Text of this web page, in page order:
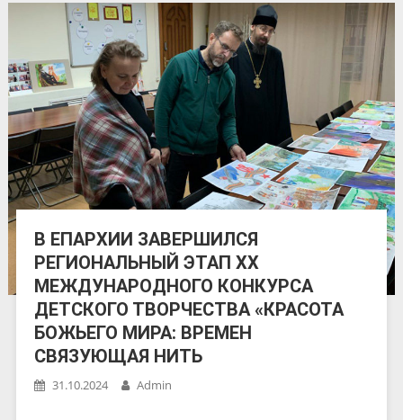
В ЕПАРХИИ ЗАВЕРШИЛСЯ
РЕГИОНАЛЬНЫЙ ЭТАП ХX
МЕЖДУНАРОДНОГО КОНКУРСА
ДЕТСКОГО ТВОРЧЕСТВА «КРАСОТА
БОЖЬЕГО МИРА: ВРЕМЕН
СВЯЗУЮЩАЯ НИТЬ
31.10.2024 Admin